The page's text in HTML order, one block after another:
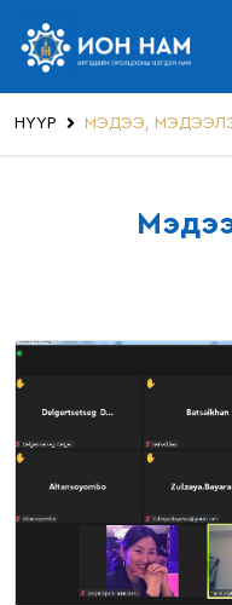
НҮҮР МЭДЭЭ,